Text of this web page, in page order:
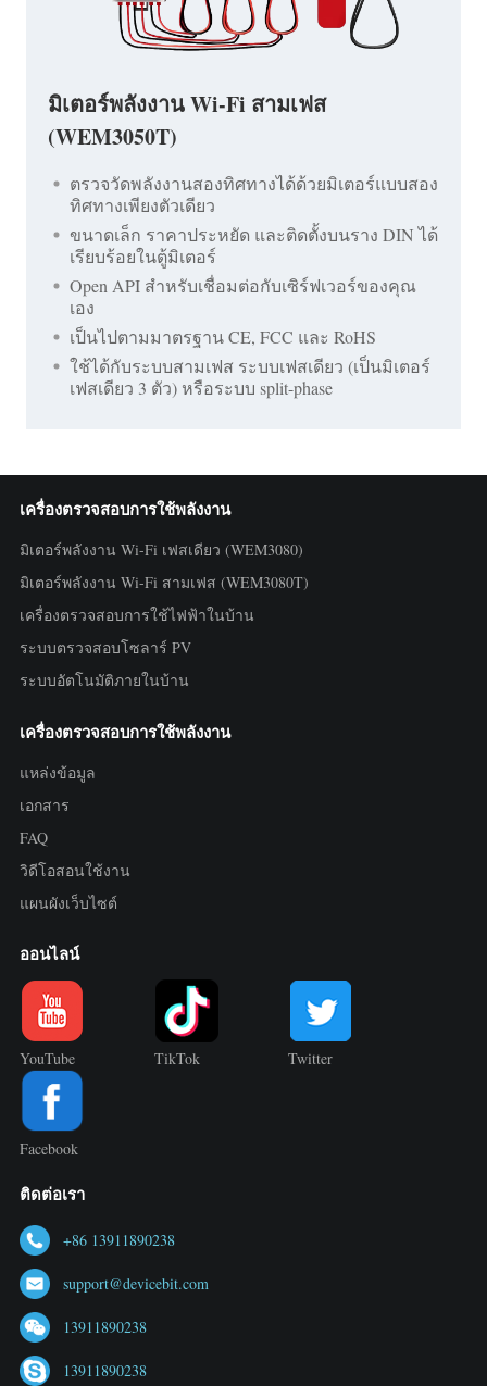
มิเตอร์พลังงาน Wi-Fi สามเฟส
(WEM3050T)
ตรวจวัดพลังงานสองทิศทางได้ด้วยมิเตอร์แบบสอง
ทิศทางเพียงตัวเดียว
ขนาดเล็ก ราคาประหยัด และติดตั้งบนราง DIN ได้
เรียบร้อยในตู้มิเตอร์
Open API สำหรับเชื่อมต่อกับเซิร์ฟเวอร์ของคุณ
เอง
เป็นไปตามมาตรฐาน CE, FCC และ RoHS
ใช้ได้กับระบบสามเฟส ระบบเฟสเดียว (เป็นมิเตอร์
เฟสเดียว 3 ตัว) หรือระบบ split-phase
เครื่องตรวจสอบการใช้พลังงาน
มิเตอร์พลังงาน Wi-Fi เฟสเดียว (WEM3080)
มิเตอร์พลังงาน Wi-Fi สามเฟส (WEM3080T)
เครื่องตรวจสอบการใช้ไฟฟ้าในบ้าน
ระบบตรวจสอบโซลาร์ PV
ระบบอัตโนมัติภายในบ้าน
เครื่องตรวจสอบการใช้พลังงาน
แหล่งข้อมูล
เอกสาร
FAQ
วิดีโอสอนใช้งาน
แผนผังเว็บไซต์
ออนไลน์
YouTube TikTok Twitter
Facebook
ติดต่อเรา
+86 13911890238
support@devicebit.com
13911890238
13911890238